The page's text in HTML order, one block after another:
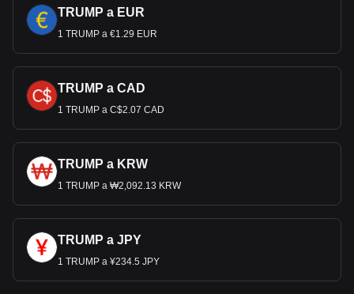
TRUMP a EUR
1 TRUMP a €1.29 EUR
TRUMP a CAD
1 TRUMP a C$2.07 CAD
TRUMP a KRW
1 TRUMP a ₩2,092.13 KRW
TRUMP a JPY
1 TRUMP a ¥234.5 JPY